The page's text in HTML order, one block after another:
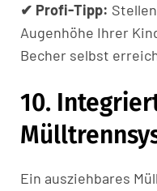
✔ Profi-Tipp:
Augenhöhe Ihrer
Becher selbst
10.
Ein ausziehbares